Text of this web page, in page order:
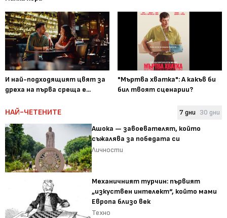
И най-подходящият цвят за
дреха на първа среща е...
"Мъртва хватка": А какъв би
бил твоят сценарии?
НАЙ-ЧЕТЕНИТЕ 7 дни 30 дни
Ашока — завоевателят, който
съжалява за победата си
Личности
Механичният турчин: първият
„изкуствен интелект“, който мами
Европа близо век
Техно